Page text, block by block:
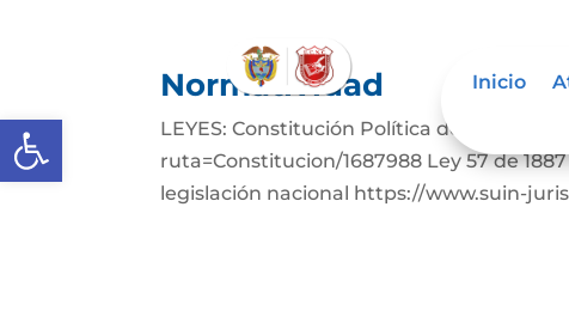
Abrir barra de herramientas
Inicio
Normatividad
LEYES: Constitución Política de
ruta=Constitucion/1687988 Ley 57 de
legislación nacional https://www.suin-